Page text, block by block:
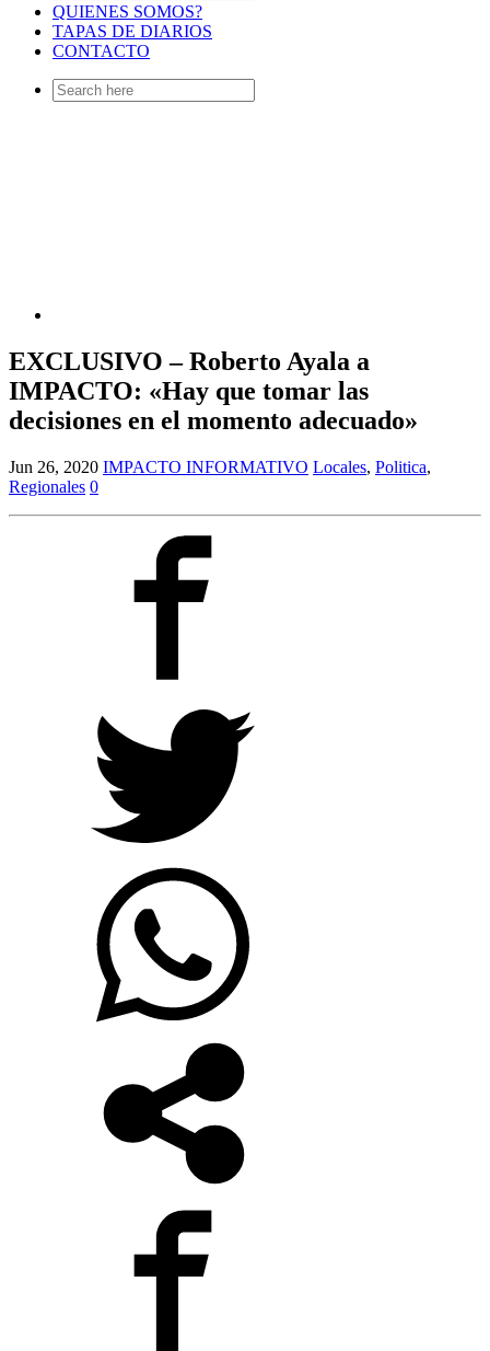
QUIENES SOMOS?
TAPAS DE DIARIOS
CONTACTO
Search
for:
EXCLUSIVO – Roberto Ayala a
IMPACTO: «Hay que tomar las
decisiones en el momento adecuado»
Jun 26, 2020 IMPACTO INFORMATIVO Locales, Politica,
Regionales 0